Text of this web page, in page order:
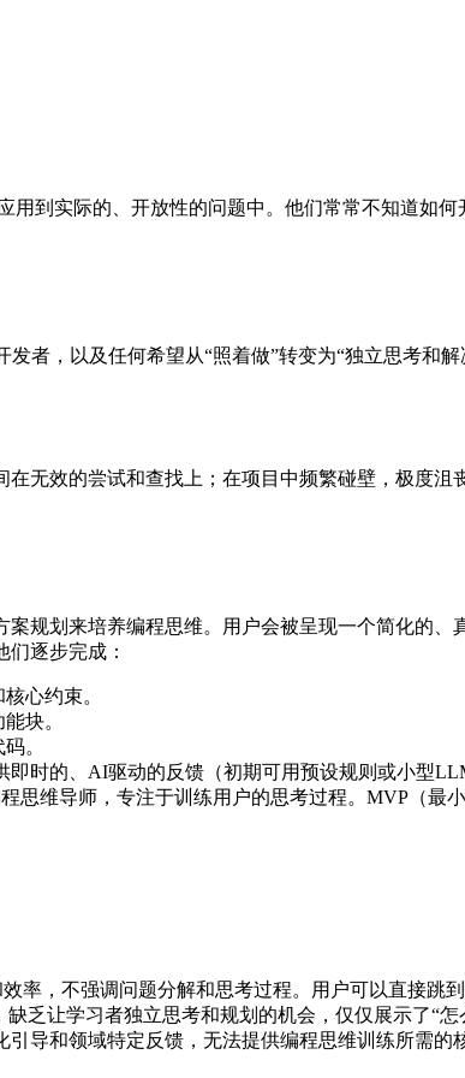
到实际的、开放性的问题中。他们常常不知道如
者，以及任何希望从“照着做”转变为“独立思考和解
无效的尝试和查找上；在项目中频繁碰壁，极度沮
规划来培养编程思维。用户会被呈现一个简化的
逐步完成：
心约束。
块。
。
时的、AI驱动的反馈（初期可用预设规则或小型
思维导师，专注于训练用户的思考过程。MVP（最
率，不强调问题分解和思考过程。用户可以直接跳
乏让学习者独立思考和规划的机会，仅仅展示了“怎
导和领域特定反馈，无法提供编程思维训练所需的